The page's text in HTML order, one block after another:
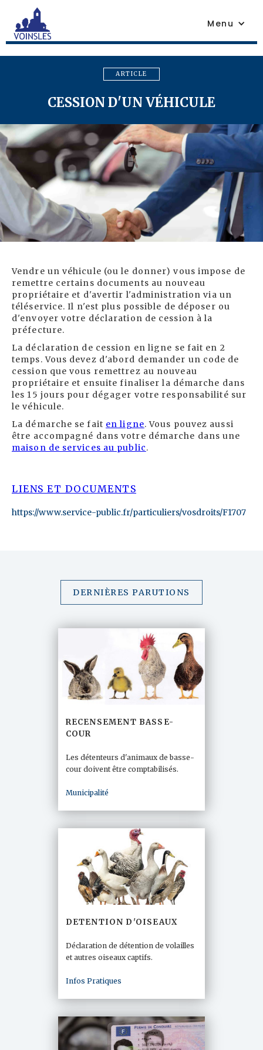
Menu
ARTICLE
CESSION D'UN VÉHICULE
LIENS ET DOCUMENTS
https://www.service-public.fr/particuliers/vosdroits/F1707
Vendre un véhicule (ou le donner) vous impose de
remettre certains documents au nouveau
propriétaire et d'avertir l'administration via un
téléservice. Il n'est plus possible de déposer ou
d'envoyer votre déclaration de cession à la
préfecture.
La déclaration de cession en ligne se fait en 2
temps. Vous devez d'abord demander un code de
cession que vous remettrez au nouveau
propriétaire et ensuite finaliser la démarche dans
les 15 jours pour dégager votre responsabilité sur
le véhicule.
La démarche se fait en ligne. Vous pouvez aussi
être accompagné dans votre démarche dans une
maison de services au public.
DERNIÈRES PARUTIONS
RECENSEMENT BASSE-
COUR
Les détenteurs d'animaux de basse-
cour doivent être comptabilisés.
Municipalité
DETENTION D'OISEAUX
Déclaration de détention de volailles
et autres oiseaux captifs.
Infos Pratiques